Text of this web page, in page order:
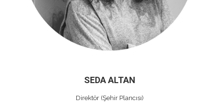
SEDA ALTAN
Direktör (Şehir Plancısı)